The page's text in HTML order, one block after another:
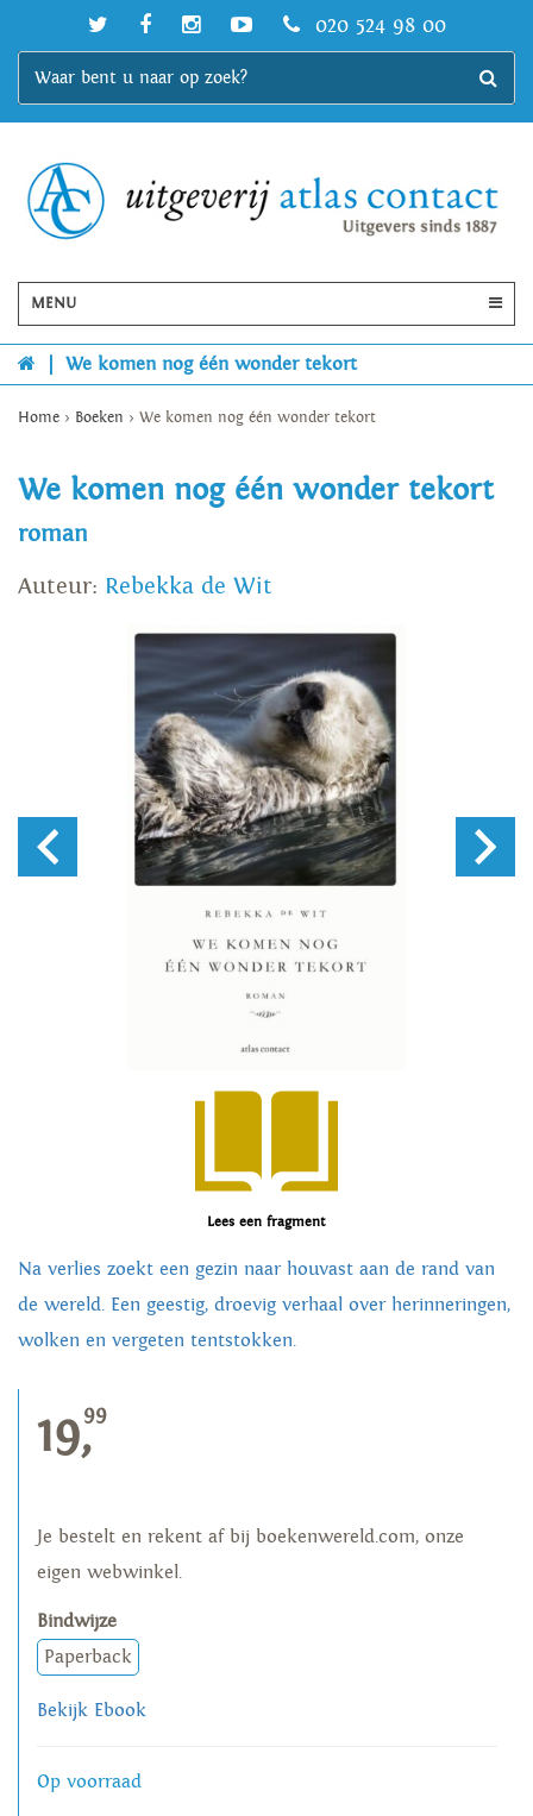
020 524 98 00
MENU
We komen nog één wonder tekort
Home > Boeken > We komen nog één wonder tekort
We komen nog één wonder tekort
roman
Auteur: Rebekka de Wit
Lees een fragment
Na verlies zoekt een gezin naar houvast aan de rand van
de wereld. Een geestig, droevig verhaal over herinneringen,
wolken en vergeten tentstokken.
19,99
Je bestelt en rekent af bij boekenwereld.com, onze
eigen webwinkel.
Bindwijze
Paperback
Bekijk Ebook
Op voorraad